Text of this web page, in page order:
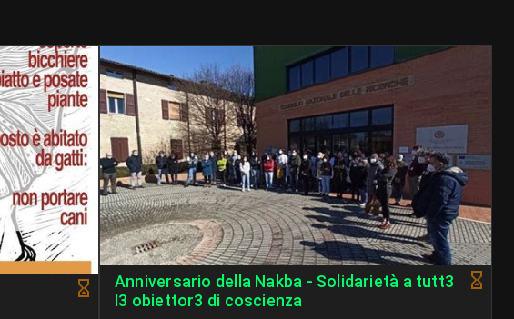
Anniversario della Nakba - Solidarietà a tutt3
l3 obiettor3 di coscienza